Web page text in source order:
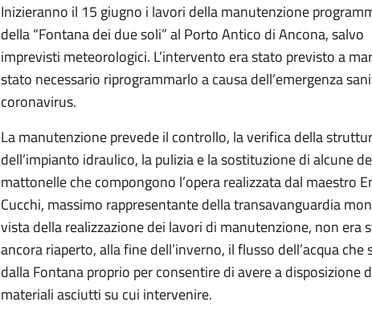
Inizieranno il 15 giugno i lavori della manutenzione
della “Fontana dei due soli” al Porto Antico di Ancona, salvo
imprevisti meteorologici. L’intervento era stato previsto a
stato necessario riprogrammarlo a causa dell’emergenza
coronavirus.
La manutenzione prevede il controllo, la verifica della
dell’impianto idraulico, la pulizia e la sostituzione di alcune
mattonelle che compongono l’opera realizzata dal maestro
Cucchi, massimo rappresentante della transavanguardia
vista della realizzazione dei lavori di manutenzione, non era
ancora riaperto, alla fine dell’inverno, il flusso dell’acqua che
dalla Fontana proprio per consentire di avere a disposizione
materiali asciutti su cui intervenire.